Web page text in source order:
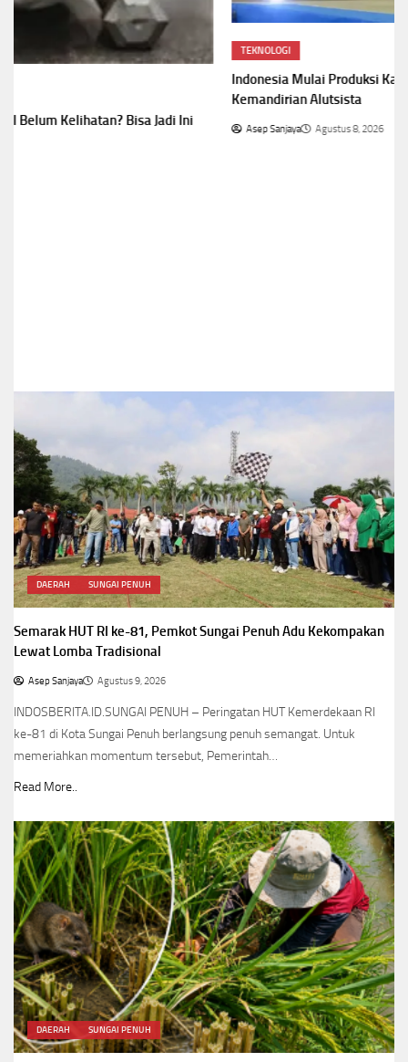
TEKNOLOGI
Indonesia Mulai Produksi Kapal Selam Scorpene,Pacu
Agustus 8, 2026
DAERAH SUNGAI PENUH
Semarak HUT RI ke-81, Pemkot Sungai Penuh Adu Kekompakan
Lewat Lomba Tradisional
Asep Sanjaya Agustus 9, 2026
INDOSBERITA.ID.SUNGAI PENUH – Peringatan HUT Kemerdekaan RI
ke-81 di Kota Sungai Penuh berlangsung penuh semangat. Untuk
memeriahkan momentum tersebut, Pemerintah…
Read More..
DAERAH SUNGAI PENUH